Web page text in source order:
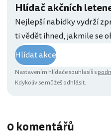
Hlídač akčních
Nejlepší nabídky vydrží
ti vědět ihned, jakmile se
Hlídat akce
Nastavením hlídače souhlasíš s
Kdykoliv se můžeš odhlásit.
0 komentářů